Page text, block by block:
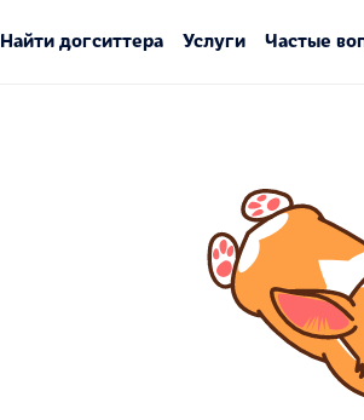
Найти догситтера Услуги Частые